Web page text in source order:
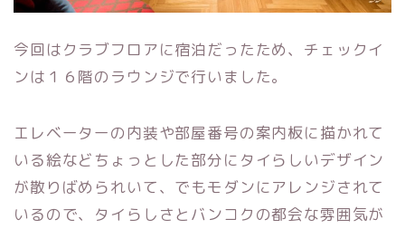
今回はクラブフロアに宿泊だったため、チェックイ
ンは１６階のラウンジで行いました。
エレベーターの内装や部屋番号の案内板に描かれて
いる絵などちょっとした部分にタイらしいデザイン
が散りばめられいて、でもモダンにアレンジされて
いるので、タイらしさとバンコクの都会な雰囲気が